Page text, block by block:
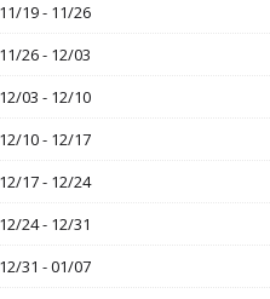
11/19 - 11/26
11/26 - 12/03
12/03 - 12/10
12/10 - 12/17
12/17 - 12/24
12/24 - 12/31
12/31 - 01/07